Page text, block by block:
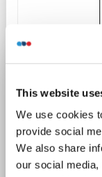
This website
We use cookies
provide social
We also share
our social
N° du produit